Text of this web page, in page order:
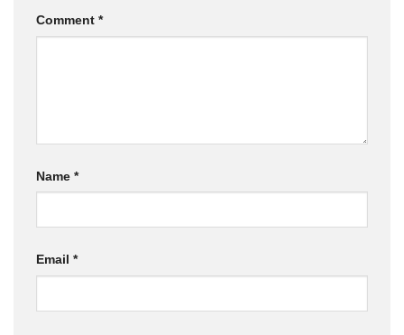
Comment *
Name *
Email *